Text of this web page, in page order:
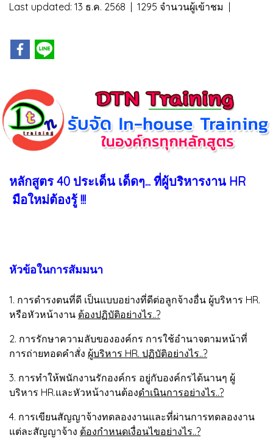
Last updated: 13 ธ.ค. 2568 1295 จำนวนผู้เข้าชม
หลักสูตร 40 ประเด็น เด็ดๆ... ที่ผู้บริหารงาน HR
มือใหม่ต้องรู้ !!!
หัวข้อในการสัมมนา
1. การดำรงตนที่ดี เป็นแบบอย่างที่ดีต่อลูกจ้างอื่น ผู้บริหาร HR.
หรือหัวหน้างาน ต้องปฏิบัติอย่างไร..?
2. การรักษาความลับขององค์กร การใช้อำนาจตามหน้าที่
การถ่ายทอดคำสั่ง ผู้บริหาร HR. ปฏิบัติอย่างไร..?
3. การทำให้พนักงานรักองค์กร อยู่กับองค์กรได้นานๆ ผู้
บริหาร HR.และหัวหน้างานต้องดำเนินการอย่างไร..?
4. การเขียนสัญญาจ้างทดลองงานและที่ผ่านการทดลองงาน
แต่ละสัญญาจ้าง ต้องกำหนดเงื่อนไขอย่างไร..?